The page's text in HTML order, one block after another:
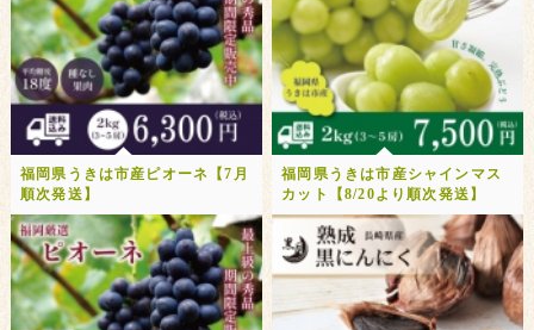
福岡県うきは市産ピオーネ【7月
順次発送】
福岡県うきは市産シャインマス
カット【8/20より順次発送】